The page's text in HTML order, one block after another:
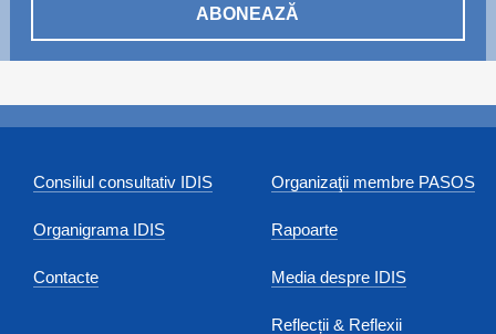
ABONEAZĂ
Consiliul consultativ IDIS
Organigrama IDIS
Contacte
Organizaţii membre PASOS
Rapoarte
Media despre IDIS
Reflecții & Reflexii